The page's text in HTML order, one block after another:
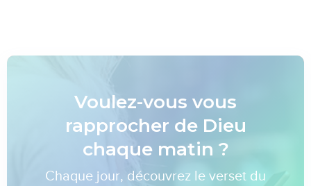
Voulez-vous vous
rapprocher de Dieu
chaque matin ?
Chaque jour, découvrez le verset du